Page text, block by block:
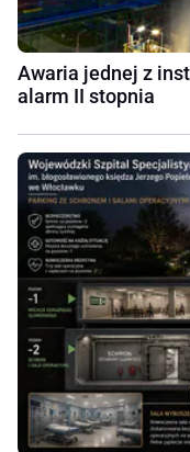
Awaria jednej z
alarm II stopnia